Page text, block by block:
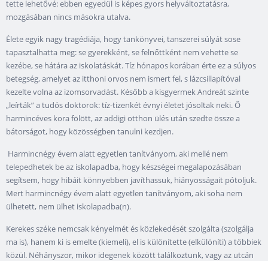
tette lehetővé: ebben egyedül is képes gyors helyváltoztatásra,
mozgásában nincs másokra utalva.
Élete egyik nagy tragédiája, hogy tankönyvei, tanszerei súlyát sose
tapasztalhatta meg: se gyerekként, se felnőttként nem vehette se
kezébe, se hátára az iskolatáskát. Tíz hónapos korában érte ez a súlyos
betegség, amelyet az itthoni orvos nem ismert fel, s lázcsillapítóval
kezelte volna az izomsorvadást. Később a kisgyermek Andreát szinte
„leírták” a tudós doktorok: tíz-tizenkét évnyi életet jósoltak neki. Ő
harmincéves kora fölött, az addigi otthon ülés után szedte össze a
bátorságot, hogy közösségben tanulni kezdjen.
Harmincnégy évem alatt egyetlen tanítványom, aki mellé nem
telepedhetek be az iskolapadba, hogy készségei megalapozásában
segítsem, hogy hibáit könnyebben javíthassuk, hiányosságait pótoljuk.
Mert harmincnégy évem alatt egyetlen tanítványom, aki soha nem
ülhetett, nem ülhet iskolapadba(n).
Kerekes széke nemcsak kényelmét és közlekedését szolgálta (szolgálja
ma is), hanem ki is emelte (kiemeli), el is különítette (elkülöníti) a többiek
közül. Néhányszor, mikor idegenek között találkoztunk, vagy az utcán